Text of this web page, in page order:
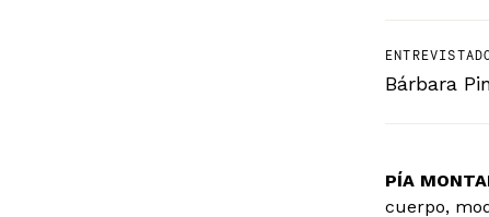
Bárbara
PÍA
cuerpo,